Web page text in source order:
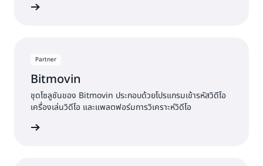
Partner
Bitmovin
ชุดโซลูชันของ Bitmovin ประกอบด้วยโปรแกรมเข้ารหัสวิดีโอ
เครื่องเล่นวิดีโอ และแพลตฟอร์มการวิเคราะห์วิดีโอ